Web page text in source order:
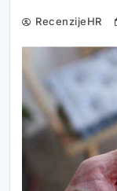
RecenzijeHR